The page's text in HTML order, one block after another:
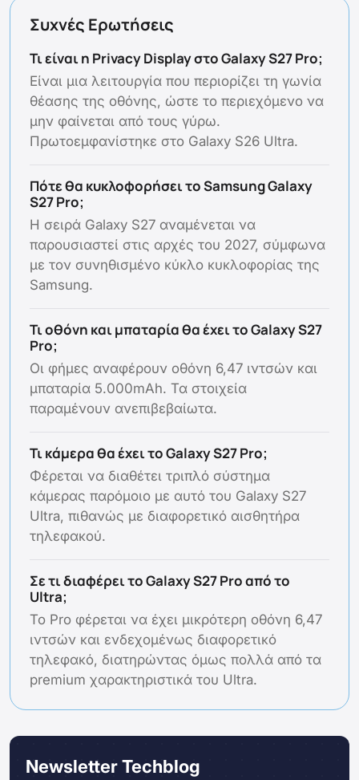
Συχνές Ερωτήσεις
Τι είναι η Privacy Display στο Galaxy S27 Pro;
Είναι μια λειτουργία που περιορίζει τη γωνία
θέασης της οθόνης, ώστε το περιεχόμενο να
μην φαίνεται από τους γύρω.
Πρωτοεμφανίστηκε στο Galaxy S26 Ultra.
Πότε θα κυκλοφορήσει το Samsung Galaxy
S27 Pro;
Η σειρά Galaxy S27 αναμένεται να
παρουσιαστεί στις αρχές του 2027, σύμφωνα
με τον συνηθισμένο κύκλο κυκλοφορίας της
Samsung.
Τι οθόνη και μπαταρία θα έχει το Galaxy S27
Pro;
Οι φήμες αναφέρουν οθόνη 6,47 ιντσών και
μπαταρία 5.000mAh. Τα στοιχεία
παραμένουν ανεπιβεβαίωτα.
Τι κάμερα θα έχει το Galaxy S27 Pro;
Φέρεται να διαθέτει τριπλό σύστημα
κάμερας παρόμοιο με αυτό του Galaxy S27
Ultra, πιθανώς με διαφορετικό αισθητήρα
τηλεφακού.
Σε τι διαφέρει το Galaxy S27 Pro από το
Ultra;
Το Pro φέρεται να έχει μικρότερη οθόνη 6,47
ιντσών και ενδεχομένως διαφορετικό
τηλεφακό, διατηρώντας όμως πολλά από τα
premium χαρακτηριστικά του Ultra.
Newsletter Techblog